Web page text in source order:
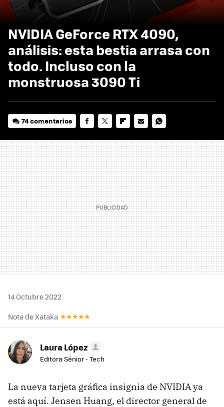
NVIDIA GeForce RTX 4090,
análisis: esta bestia arrasa con
todo. Incluso con la
monstruosa 3090 Ti
74 comentarios
MAIL
14 Octubre 2022
Nota de Xataka
Laura López
Editora Sénior - Tech
La nueva tarjeta gráfica insignia de NVIDIA ya
está aquí. Jensen Huang, el director general de